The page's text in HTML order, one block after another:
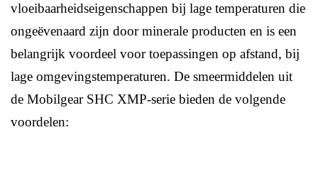
vloeibaarheidseigenschappen bij lage temperaturen die
ongeëvenaard zijn door minerale producten en is een
belangrijk voordeel voor toepassingen op afstand, bij
lage omgevingstemperaturen. De smeermiddelen uit
de Mobilgear SHC XMP-serie bieden de volgende
voordelen: